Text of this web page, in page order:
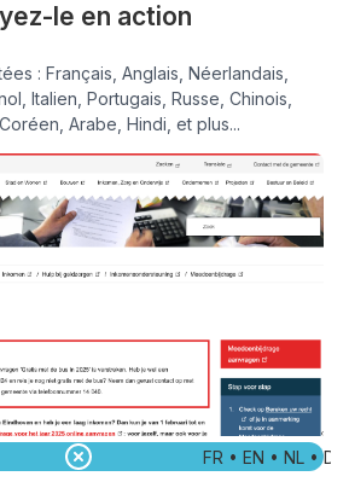
le en action
: Français, Anglais, Néerlandais,
Italien, Portugais, Russe, Chinois,
Arabe, Hindi, et plus...
FR • EN • NL • DE